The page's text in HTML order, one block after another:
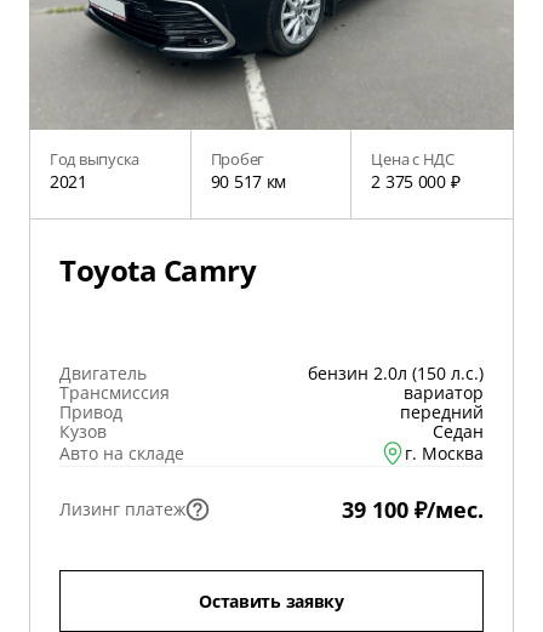
Год выпуска
2021
Пробег
90 517 км
Цена с НДС
2 375 000 ₽
Toyota Camry
Двигатель
бензин 2.0л (150 л.с.)
Трансмиссия
вариатор
Привод
передний
Кузов
Седан
Авто на складе
г. Москва
Лизинг платеж 39 100 ₽/мес.
Оставить заявку